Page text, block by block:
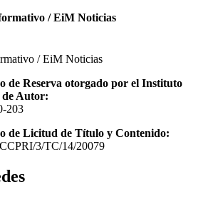
/ EiM Noticias
/ EiM Noticias
de Reserva otorgado por el Instituto
de Autor:
203
de Licitud de Título y Contenido:
3/TC/14/20079